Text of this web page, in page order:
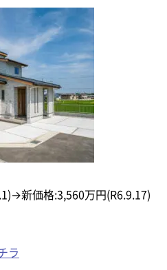
新価格:3,560万円(R6.9.17)
ラ